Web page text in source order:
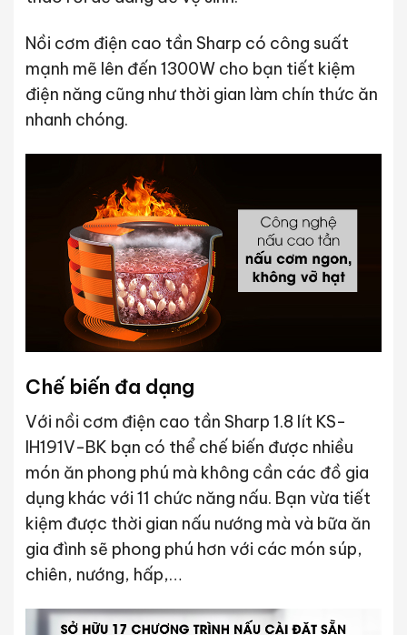
Nồi cơm điện cao tần Sharp có công suất
mạnh mẽ lên đến 1300W cho bạn tiết kiệm
điện năng cũng như thời gian làm chín thức ăn
nhanh chóng.
Chế biến đa dạng
Với nồi cơm điện cao tần Sharp 1.8 lít KS-
IH191V-BK bạn có thể chế biến được nhiều
món ăn phong phú mà không cần các đồ gia
dụng khác với 11 chức năng nấu. Bạn vừa tiết
kiệm được thời gian nấu nướng mà và bữa ăn
gia đình sẽ phong phú hơn với các món súp,
chiên, nướng, hấp,…